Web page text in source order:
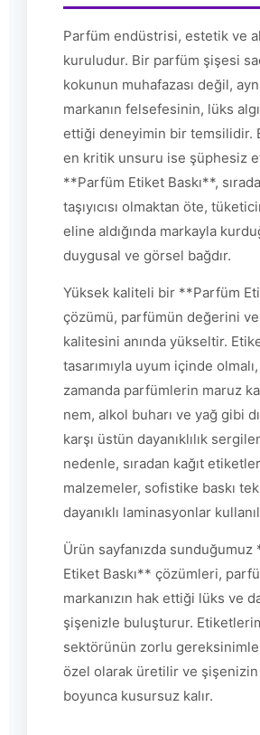
Parfüm endüstrisi, estetik ve
kuruludur. Bir parfüm şişesi
kokunun muhafazası değil,
markanın felsefesinin, lüks
ettiği deneyimin bir temsilidir.
en kritik unsuru ise şüphesiz
**Parfüm Etiket Baskı**,
taşıyıcısı olmaktan öte,
eline aldığında markayla
duygusal ve görsel bağdır.
Yüksek kaliteli bir **Parfüm
çözümü, parfümün değerini ve
kalitesini anında yükseltir.
tasarımıyla uyum içinde
zamanda parfümlerin maruz
nem, alkol buharı ve yağ gibi
karşı üstün dayanıklılık
nedenle, sıradan kağıt
malzemeler, sofistike baskı
dayanıklı laminasyonlar
Ürün sayfanızda
Etiket Baskı** çözümleri,
markanızın hak ettiği lüks ve
şişenizle buluşturur.
sektörünün zorlu
özel olarak üretilir ve
boyunca kusursuz kalır.